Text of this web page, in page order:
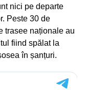
nici pe departe
Peste 30 de
trasee naționale au
fiind spălat la
în șanțuri.